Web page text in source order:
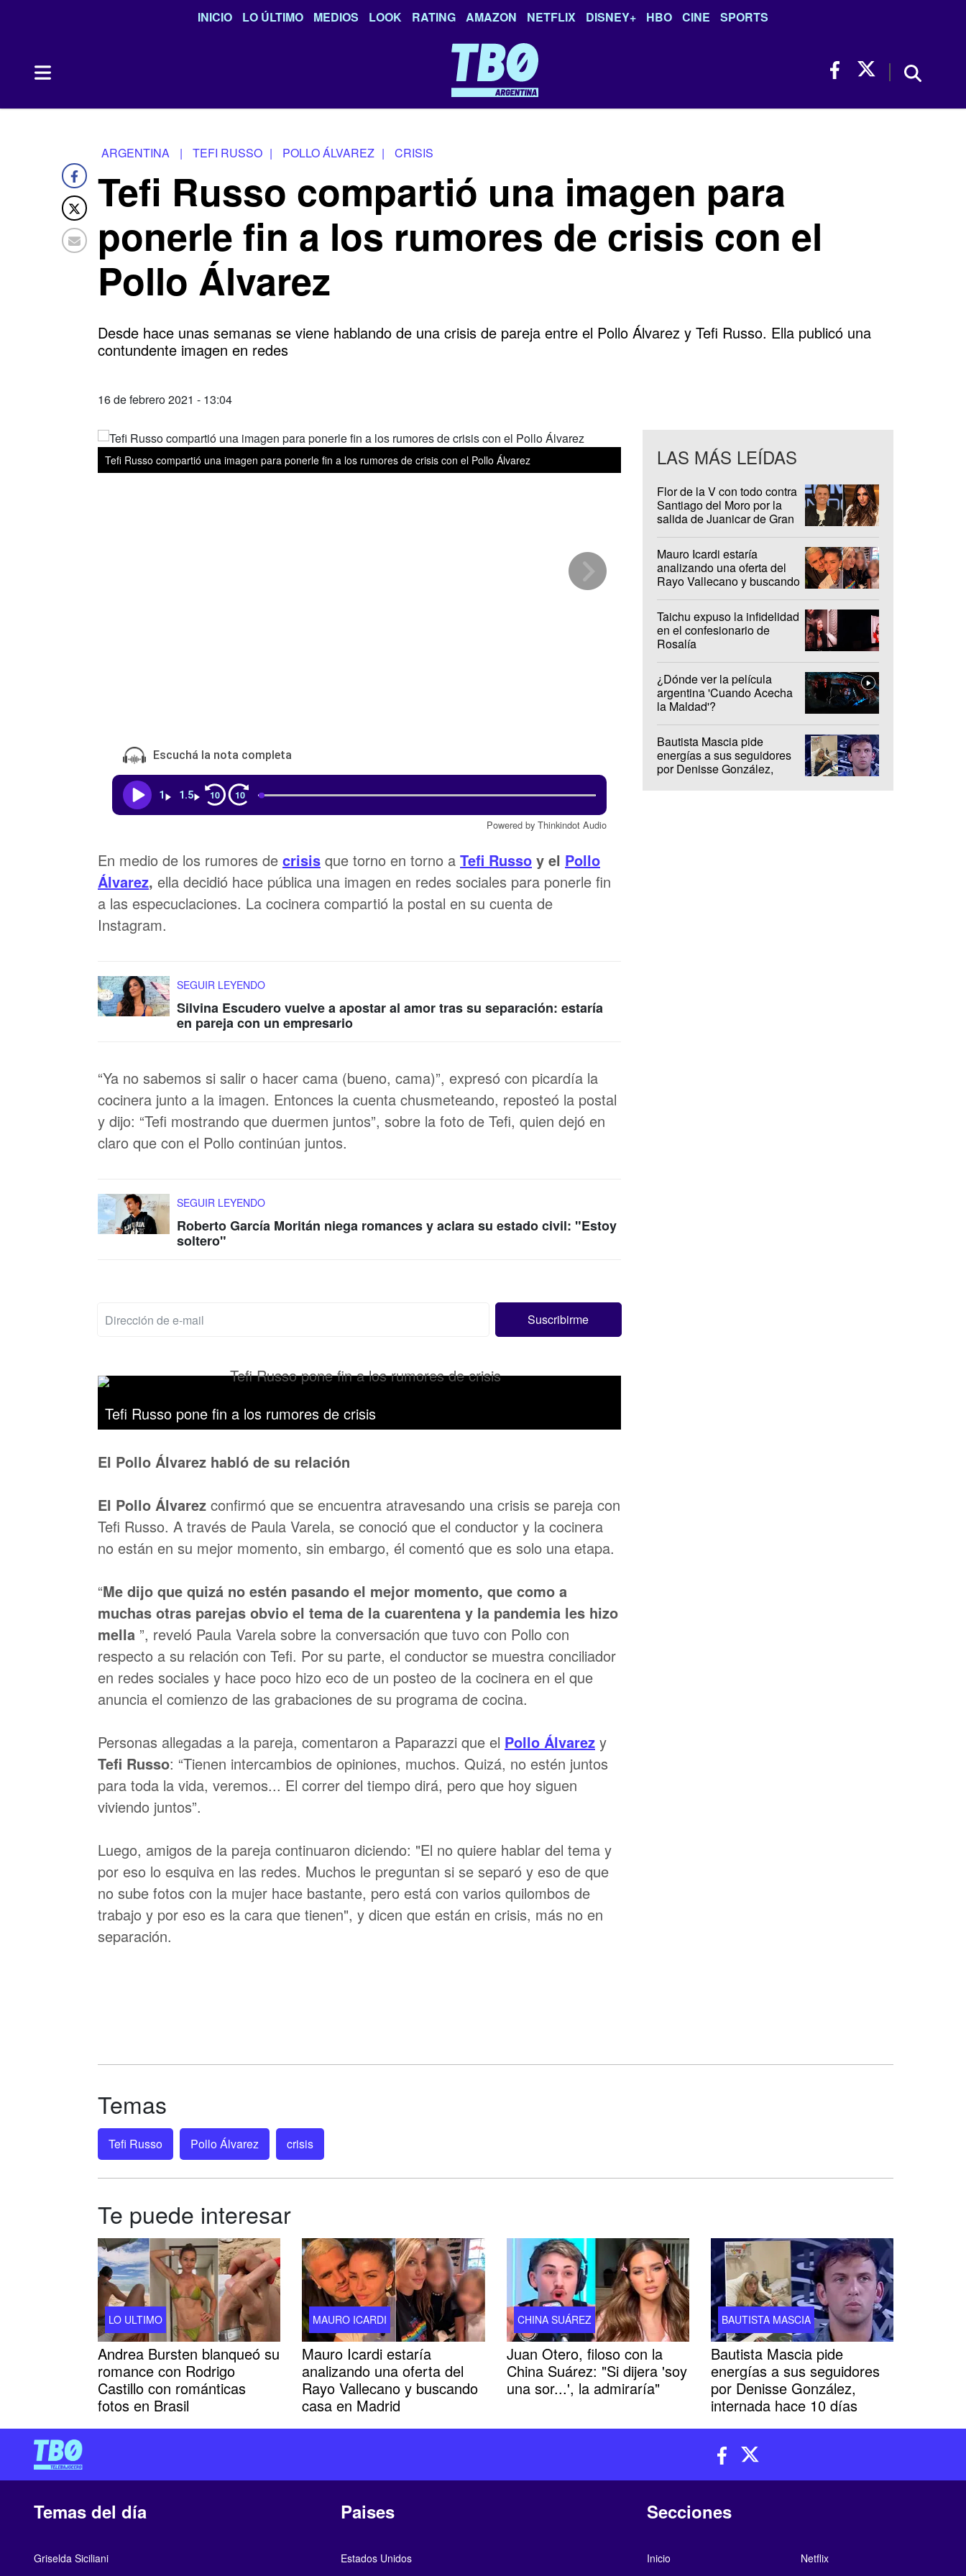
INICIO LO ÚLTIMO MEDIOS LOOK RATING AMAZON NETFLIX DISNEY+ HBO CINE SPORTS
ARGENTINA | TEFI RUSSO | POLLO ÁLVAREZ | CRISIS
Tefi Russo compartió una imagen para
ponerle fin a los rumores de crisis con el
Pollo Álvarez
Desde hace unas semanas se viene hablando de una crisis de pareja entre el Pollo Álvarez y Tefi Russo. Ella publicó una
contundente imagen en redes
16 de febrero 2021 - 13:04
Tefi Russo compartió una imagen para ponerle fin a los rumores de crisis con el Pollo Álvarez Tefi Russo y el Pollo Álvarez
Escuchá la nota completa
1 1.5 10 10
Powered by Thinkindot Audio
En medio de los rumores de crisis que torno en torno a Tefi Russo y el Pollo
Álvarez, ella decidió hace pública una imagen en redes sociales para ponerle fin
a las especuclaciones. La cocinera compartió la postal en su cuenta de
Instagram.
SEGUIR LEYENDO
Silvina Escudero vuelve a apostar al amor tras su separación: estaría
en pareja con un empresario
“Ya no sabemos si salir o hacer cama (bueno, cama)”, expresó con picardía la
cocinera junto a la imagen. Entonces la cuenta chusmeteando, reposteó la postal
y dijo: “Tefi mostrando que duermen juntos”, sobre la foto de Tefi, quien dejó en
claro que con el Pollo continúan juntos.
SEGUIR LEYENDO
Roberto García Moritán niega romances y aclara su estado civil: "Estoy
soltero"
Tefi Russo pone fin a los rumores de crisis
El Pollo Álvarez habló de su relación
El Pollo Álvarez confirmó que se encuentra atravesando una crisis se pareja con
Tefi Russo. A través de Paula Varela, se conoció que el conductor y la cocinera
no están en su mejor momento, sin embargo, él comentó que es solo una etapa.
“Me dijo que quizá no estén pasando el mejor momento, que como a
muchas otras parejas obvio el tema de la cuarentena y la pandemia les hizo
mella ”, reveló Paula Varela sobre la conversación que tuvo con Pollo con
respecto a su relación con Tefi. Por su parte, el conductor se muestra conciliador
en redes sociales y hace poco hizo eco de un posteo de la cocinera en el que
anuncia el comienzo de las grabaciones de su programa de cocina.
Personas allegadas a la pareja, comentaron a Paparazzi que el Pollo Álvarez y
Tefi Russo: “Tienen intercambios de opiniones, muchos. Quizá, no estén juntos
para toda la vida, veremos... El correr del tiempo dirá, pero que hoy siguen
viviendo juntos”.
Luego, amigos de la pareja continuaron diciendo: "El no quiere hablar del tema y
por eso lo esquiva en las redes. Muchos le preguntan si se separó y eso de que
no sube fotos con la mujer hace bastante, pero está con varios quilombos de
trabajo y por eso es la cara que tienen", y dicen que están en crisis, más no en
separación.
LAS MÁS LEÍDAS
Flor de la V con todo contra
Santiago del Moro por la
salida de Juanicar de Gran
Mauro Icardi estaría
analizando una oferta del
Rayo Vallecano y buscando
Taichu expuso la infidelidad
en el confesionario de
Rosalía
¿Dónde ver la película
argentina 'Cuando Acecha
la Maldad'?
Bautista Mascia pide
energías a sus seguidores
por Denisse González,
Temas
Tefi Russo Pollo Álvarez crisis
Te puede interesar
LO ULTIMO
Andrea Bursten blanqueó su
romance con Rodrigo
Castillo con románticas
fotos en Brasil
MAURO ICARDI
Mauro Icardi estaría
analizando una oferta del
Rayo Vallecano y buscando
casa en Madrid
CHINA SUÁREZ
Juan Otero, filoso con la
China Suárez: "Si dijera 'soy
una sor...', la admiraría"
BAUTISTA MASCIA
Bautista Mascia pide
energías a sus seguidores
por Denisse González,
internada hace 10 días
Temas del día
Griselda Siciliani
Paises
Estados Unidos
Secciones
Inicio Netflix